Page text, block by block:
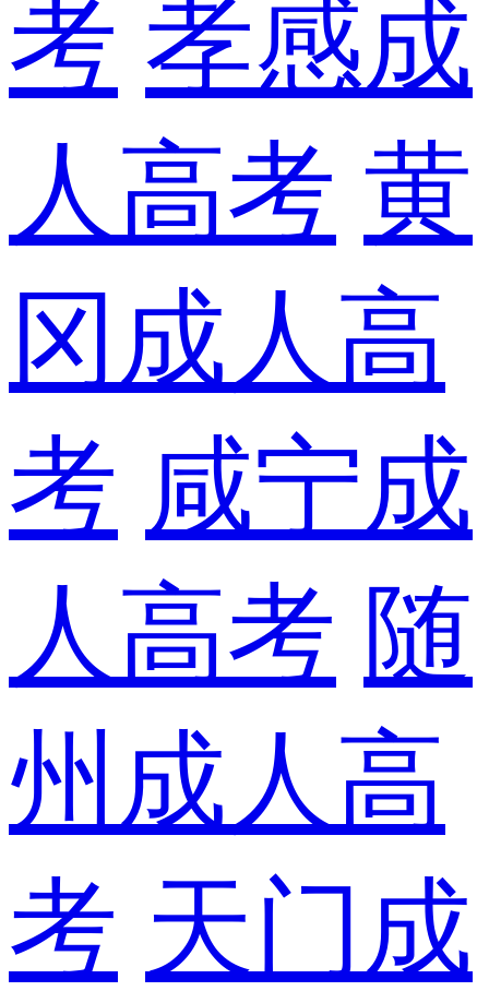
考 孝感成
人高考 黄
冈成人高
考 咸宁成
人高考 随
州成人高
考 天门成